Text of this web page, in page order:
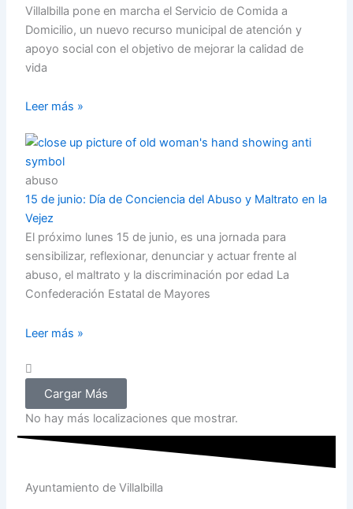
Villalbilla pone en marcha el Servicio de Comida a
Domicilio, un nuevo recurso municipal de atención y
apoyo social con el objetivo de mejorar la calidad de
vida
Leer más »
abuso
15 de junio: Día de Conciencia del Abuso y Maltrato en la
Vejez
El próximo lunes 15 de junio, es una jornada para
sensibilizar, reflexionar, denunciar y actuar frente al
abuso, el maltrato y la discriminación por edad La
Confederación Estatal de Mayores
Leer más »
Cargar Más
No hay más localizaciones que mostrar.
Ayuntamiento de Villalbilla